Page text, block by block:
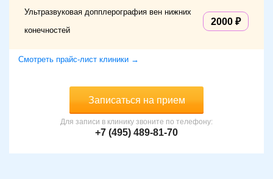
Ультразвуковая допплерография вен нижних
конечностей
2000
Смотреть прайс-лист клиники →
Записаться на прием
Для записи в клинику звоните по телефону:
+7 (495) 489-81-70